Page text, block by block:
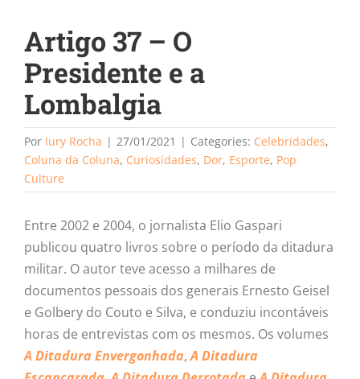
Artigo 37 – O
Presidente e a
Lombalgia
Por Iury Rocha | 27/01/2021 | Categories: Celebridades,
Coluna da Coluna, Curiosidades, Dor, Esporte, Pop
Culture
Entre 2002 e 2004, o jornalista Elio Gaspari
publicou quatro livros sobre o período da ditadura
militar. O autor teve acesso a milhares de
documentos pessoais dos generais Ernesto Geisel
e Golbery do Couto e Silva, e conduziu incontáveis
horas de entrevistas com os mesmos. Os volumes
A Ditadura Envergonhada,A Ditadura